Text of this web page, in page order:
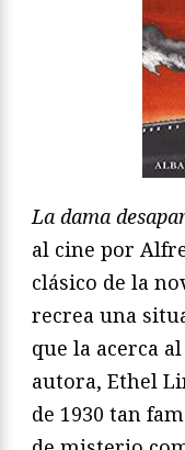
La dama
al cine por
clásico de la
recrea una
que la acerca al
autora, Ethel
de 1930 tan